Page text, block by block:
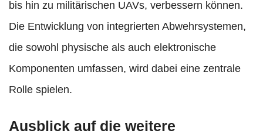
bis hin zu militärischen UAVs, verbessern können.
Die Entwicklung von integrierten Abwehrsystemen,
die sowohl physische als auch elektronische
Komponenten umfassen, wird dabei eine zentrale
Rolle spielen.
Ausblick auf die weitere